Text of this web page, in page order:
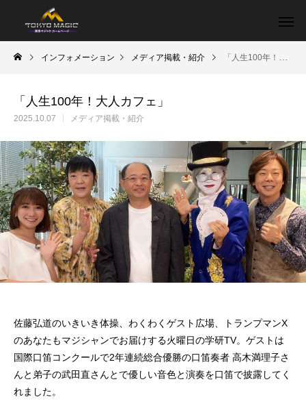
インフォメーション メディア掲載・紹介 「人生100年！大人カフェ」
「人生100年！大人カフェ」
2025.10.07 メディア掲載・紹介
佐藤弘道のいきいき体操、わくわくゲスト広場、トランプマンX
のあなたもマジシャンでお届けする火曜日の学研TV。ゲストは
国際口笛コンクールで2年連続総合優勝の口笛奏者 高木満理子さ
んと弟子の武田直さんとで優しい音色と演奏を口笛で披露してく
れました。